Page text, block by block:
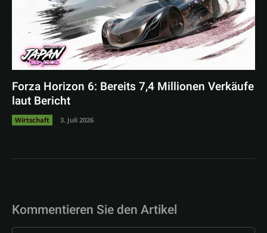
Forza Horizon 6: Bereits 7,4 Millionen Verkäufe
laut Bericht
Wirtschaft 3. Juli 2026
Kommentieren Sie den Artikel